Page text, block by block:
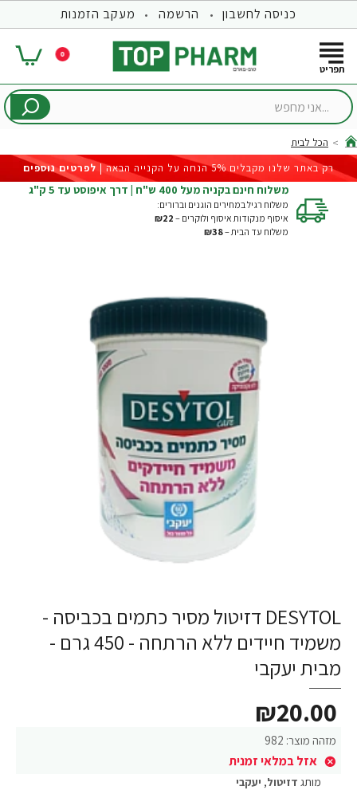
כניסה לחשבון הרשמה מעקב הזמנות
0
...אני
home
הכל לבית
רק באתר שלנו מקבלים 5% הנחה על הקנייה הבאה |
לפרטים נוספים
משלוח חינם בקניה מעל 400 ש"ח | דרך איפוסט עד 5 ק"ג
משלוח רגיל במחירים הוגנים וברורים:
איסוף מנקודות איסוף ולוקרים – ₪22
משלוח עד הבית –₪38
DESYTOL דזיטול מסיר כתמים בכביסה -
משמיד חיידים ללא הרתחה - 450 גרם -
מבית יעקבי
מזהה מוצר: 982
אזל במלאי זמנית
₪20.00
מותג דזיטול, יעקבי